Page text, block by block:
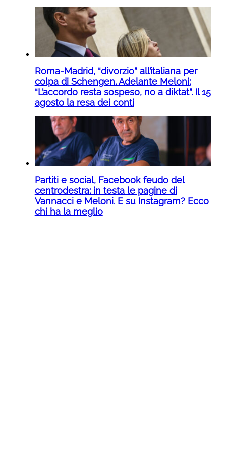
Roma-Madrid, “divorzio” all’italiana per
colpa di Schengen. Adelante Meloni:
“L’accordo resta sospeso, no a diktat”. Il 15
agosto la resa dei conti
Partiti e social, Facebook feudo del
centrodestra: in testa le pagine di
Vannacci e Meloni. E su Instagram? Ecco
chi ha la meglio